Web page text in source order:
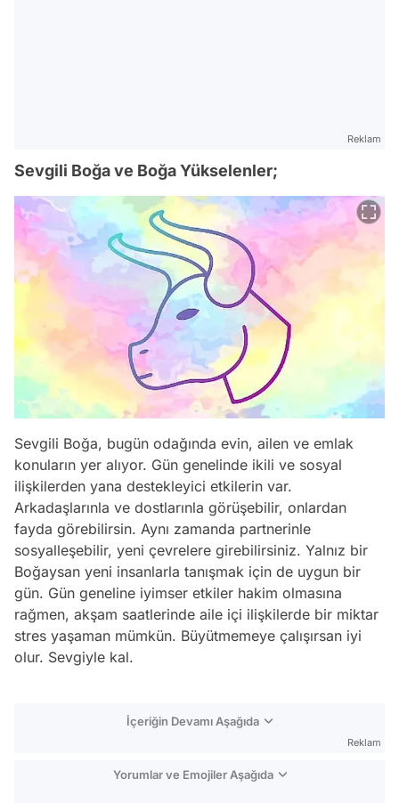
Reklam
Sevgili Boğa ve Boğa Yükselenler;
Sevgili Boğa, bugün odağında evin, ailen ve emlak
konuların yer alıyor. Gün genelinde ikili ve sosyal
ilişkilerden yana destekleyici etkilerin var.
Arkadaşlarınla ve dostlarınla görüşebilir, onlardan
fayda görebilirsin. Aynı zamanda partnerinle
sosyalleşebilir, yeni çevrelere girebilirsiniz. Yalnız bir
Boğaysan yeni insanlarla tanışmak için de uygun bir
gün. Gün geneline iyimser etkiler hakim olmasına
rağmen, akşam saatlerinde aile içi ilişkilerde bir miktar
stres yaşaman mümkün. Büyütmemeye çalışırsan iyi
olur. Sevgiyle kal.
İçeriğin Devamı Aşağıda
Reklam
Yorumlar ve Emojiler Aşağıda